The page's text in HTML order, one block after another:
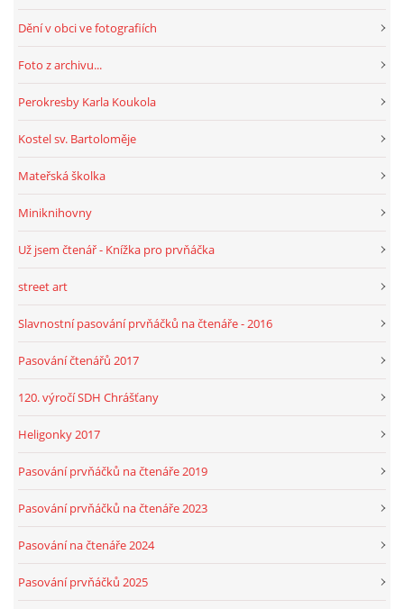
Dění v obci ve fotografiích
Foto z archivu...
Perokresby Karla Koukola
Kostel sv. Bartoloměje
Mateřská školka
Miniknihovny
Už jsem čtenář - Knížka pro prvňáčka
street art
Slavnostní pasování prvňáčků na čtenáře - 2016
Pasování čtenářů 2017
120. výročí SDH Chrášťany
Heligonky 2017
Pasování prvňáčků na čtenáře 2019
Pasování prvňáčků na čtenáře 2023
Pasování na čtenáře 2024
Pasování prvňáčků 2025